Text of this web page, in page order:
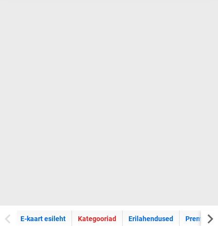
E-kaart esileht E-kaartide
Kategooriad Erilahendused Premium